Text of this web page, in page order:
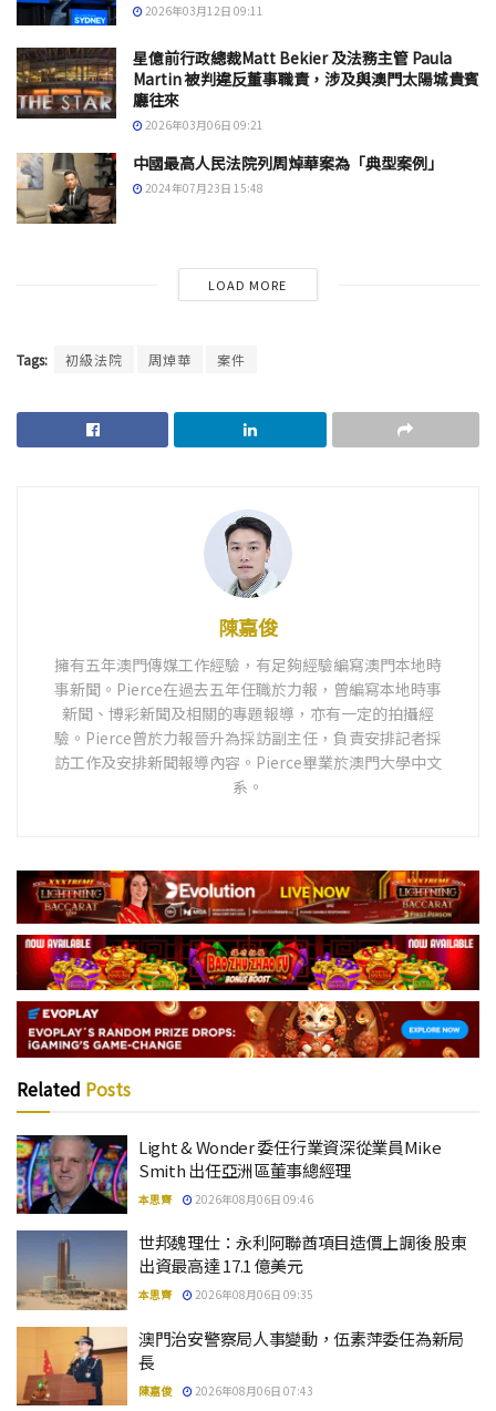
2026年03月12日 09:11
星億前行政總裁Matt Bekier 及法務主管 Paula
Martin 被判違反董事職責，涉及與澳門太陽城貴賓
廳往來
2026年03月06日 09:21
中國最高人民法院列周焯華案為「典型案例」
2024年07月23日 15:48
LOAD MORE
Tags: 初級法院 周焯華 案件
陳嘉俊
擁有五年澳門傳媒工作經驗，有足夠經驗編寫澳門本地時
事新聞。Pierce在過去五年任職於力報，曾編寫本地時事
新聞、博彩新聞及相關的專題報導，亦有一定的拍攝經
驗。Pierce曾於力報晉升為採訪副主任，負責安排記者採
訪工作及安排新聞報導內容。Pierce畢業於澳門大學中文
系。
Related Posts
Light & Wonder 委任行業資深從業員Mike
Smith 出任亞洲區董事總經理
本思齊 2026年08月06日 09:46
世邦魏理仕：永利阿聯酋項目造價上調後 股東
出資最高達 17.1 億美元
本思齊 2026年08月06日 09:35
澳門治安警察局人事變動，伍素萍委任為新局
長
陳嘉俊 2026年08月06日 07:43